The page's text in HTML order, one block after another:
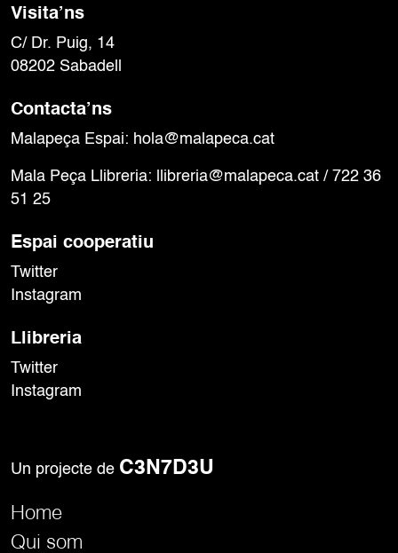
Visita’ns
C/ Dr. Puig, 14
08202 Sabadell
Contacta’ns
Malapeça Espai: hola@malapeca.cat
Mala Peça Llibreria: llibreria@malapeca.cat / 722 36
51 25
Espai cooperatiu
Twitter
Instagram
Llibreria
Twitter
Instagram
Un projecte de C3N7D3U
Home
Qui som